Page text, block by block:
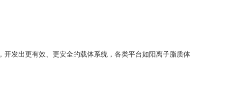
，开发出更有效、更安全的载体系统，各类平台如阳离子脂质体